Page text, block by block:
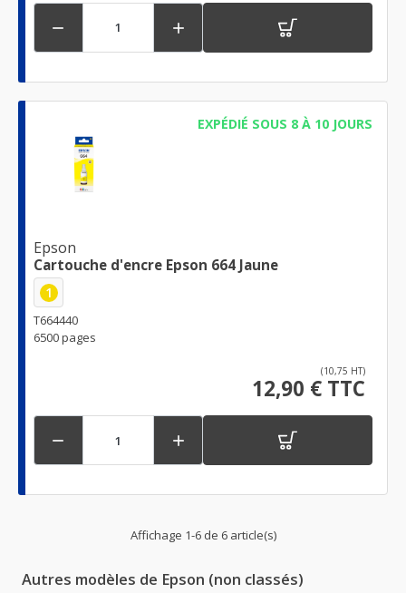
 
EXPÉDIÉ SOUS 8 À 10 JOURS
Epson
Cartouche d'encre Epson 664 Jaune
1
T664440
6500 pages
(10,75 HT)
12,90 € TTC
 
Affichage 1-6 de 6 article(s)
Autres modèles de Epson (non classés)